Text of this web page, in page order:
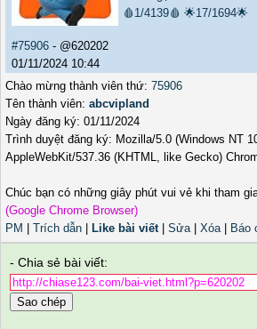
🩸1/4139🩸 🌟17/1694🌟
#75906 - @620202
01/11/2024 10:44
Chào mừng thành viên thứ: 75906
Tên thành viên: abcvipland
Ngày đăng ký: 01/11/2024
Trình duyệt đăng ký: Mozilla/5.0 (Windows NT
AppleWebKit/537.36 (KHTML, like Gecko)
Chúc bạn có những giây phút vui vẻ khi tham
(Google Chrome Browser)
PM
Trích dẫn Like bài viết| Sửa| Xóa| Báo
- Chia sẻ bài viết:
Sao chép